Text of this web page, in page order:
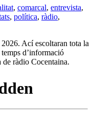
, comarcal, entrevista,
, política, ràdio,
Ací escoltaran tota la
d’informació
ràdio Cocentaina.